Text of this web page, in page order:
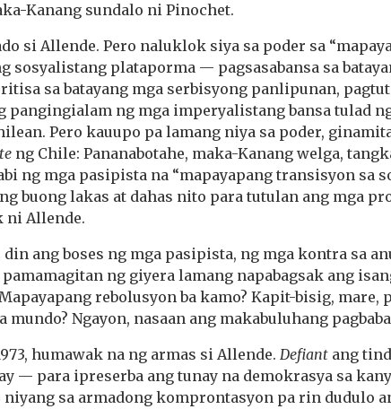
Kanang sundalo ni Pinochet.
si Allende. Pero naluklok siya sa poder sa
sosyalistang plataporma — pagsasabansa sa
sa batayang mga serbisyong panlipunan,
pangingialam ng mga imperyalistang bansa tulad
Pero kauupo pa lamang niya sa poder,
ng Chile: Pananabotahe, maka-Kanang welga,
ng mga pasipista na “mapayapang transisyon sa
buong lakas at dahas nito para tutulan ang mga
ni Allende.
ang boses ng mga pasipista, ng mga kontra sa
ng giyera lamang napabagsak ang
rebolusyon ba kamo? Kapit-bisig, mare,
Ngayon, nasaan ang makabuluhang
humawak na ng armas si Allende. Defiant ang
— para ipreserba ang tunay na demokrasya sa
sa armadong komprontasyon pa rin dudulo